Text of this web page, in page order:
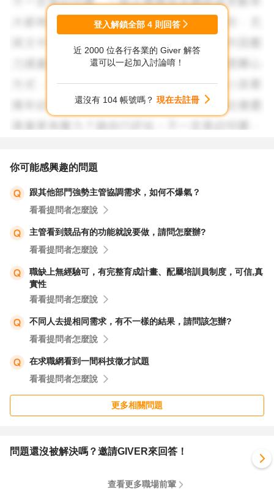
2. 尋求支持，保護自己：
與信任的人傾訴： 與家人、朋友或伴侶傾訴，尋求情感上
的支持。
必要時尋求法律協助： 如果您認為自己受到職場霸凌或歧
3. 相關資源：
勞動部 1955 勞工諮詢申訴專線： 提供勞工相關法令諮詢、
申訴管道等服務。
各縣市勞工局： 提供勞工權益相關諮詢、申訴等服務。
心理諮商機構： 提供心理諮詢、治療等服務。
登入解鎖全部 4 則回答
近 2000 位各行各業的 Giver 解答
還可以一起加入討論唷！
還沒有 104 帳號嗎？ 現在去註冊
你可能感興趣的問題
跟其他部門強勢主管協調需求，如何不爆氣？
看看提問者怎麼說
主管看到競品有的功能就說要做，請問怎麼辦?
看看提問者怎麼說
職缺上無經驗可，有完整育成計畫、配屬培訓員制度，可信,真
實性
看看提問者怎麼說
不同人去提相同需求，有不一樣的結果，請問該怎辦?
看看提問者怎麼說
在求職網看到一間科技徵才試題
看看提問者怎麼說
更多相關問題
問題還沒被解決嗎？邀請GIVER來回答！
查看更多職場前輩